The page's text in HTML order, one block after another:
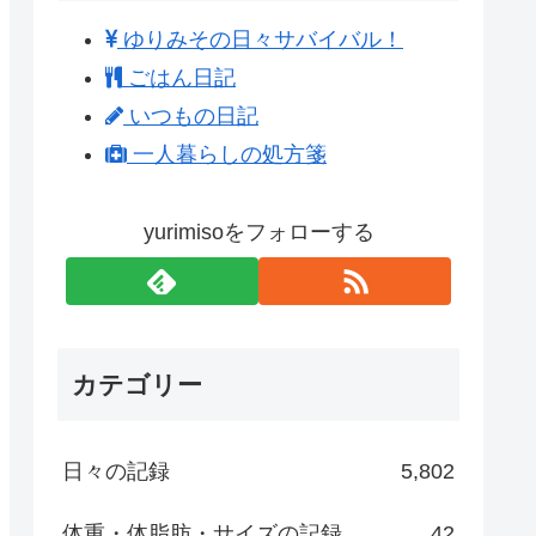
ゆりみその日々サバイバル！
ごはん日記
いつもの日記
一人暮らしの処方箋
yurimisoをフォローする
カテゴリー
日々の記録 5,802